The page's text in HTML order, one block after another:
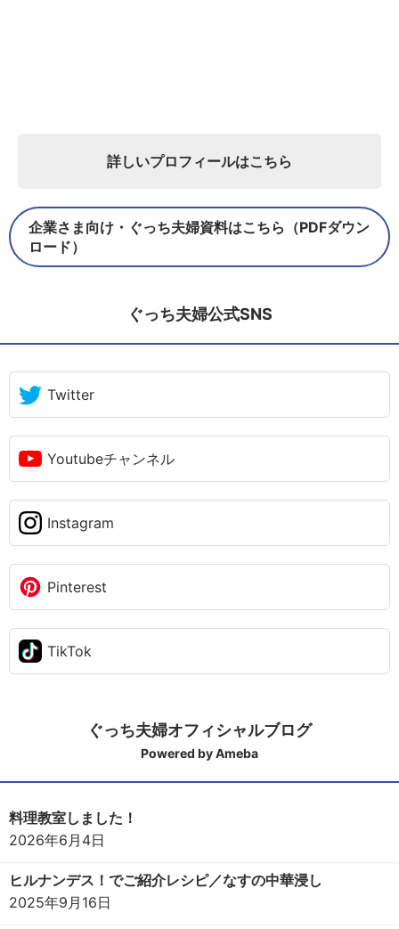
詳しいプロフィールはこちら
企業さま向け・ぐっち夫婦資料はこちら（PDFダウン
ロード）
ぐっち夫婦公式SNS
Twitter
Youtubeチャンネル
Instagram
Pinterest
TikTok
ぐっち夫婦オフィシャルブログ
Powered by Ameba
料理教室しました！
2026年6月4日
ヒルナンデス！でご紹介レシピ／なすの中華浸し
2025年9月16日